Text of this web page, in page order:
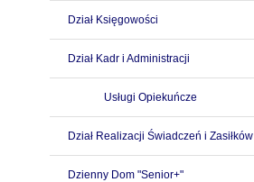
Dział Księgowości
Dział Kadr i Administracji
Usługi Opiekuńcze
Dział Realizacji Świadczeń i Zasiłków
Dzienny Dom "Senior+"